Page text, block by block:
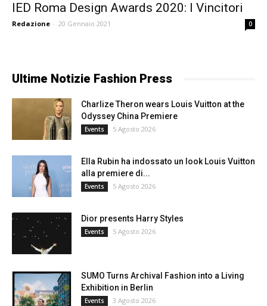
IED Roma Design Awards 2020: I Vincitori
Redazione - 20 Gennaio 2021 0
Ultime Notizie Fashion Press
Charlize Theron wears Louis Vuitton at the
Odyssey China Premiere
Events 5 Agosto 2026
Ella Rubin ha indossato un look Louis Vuitton
alla premiere di...
Events 5 Agosto 2026
Dior presents Harry Styles
Events 5 Agosto 2026
SUMO Turns Archival Fashion into a Living
Exhibition in Berlin
Events 3 Agosto 2026